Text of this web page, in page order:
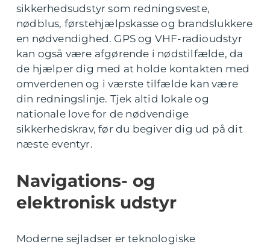
sikkerhedsudstyr som redningsveste,
nødblus, førstehjælpskasse og brandslukkere
en nødvendighed. GPS og VHF-radioudstyr
kan også være afgørende i nødstilfælde, da
de hjælper dig med at holde kontakten med
omverdenen og i værste tilfælde kan være
din redningslinje. Tjek altid lokale og
nationale love for de nødvendige
sikkerhedskrav, før du begiver dig ud på dit
næste eventyr.
Navigations- og
elektronisk udstyr
Moderne sejladser er teknologiske